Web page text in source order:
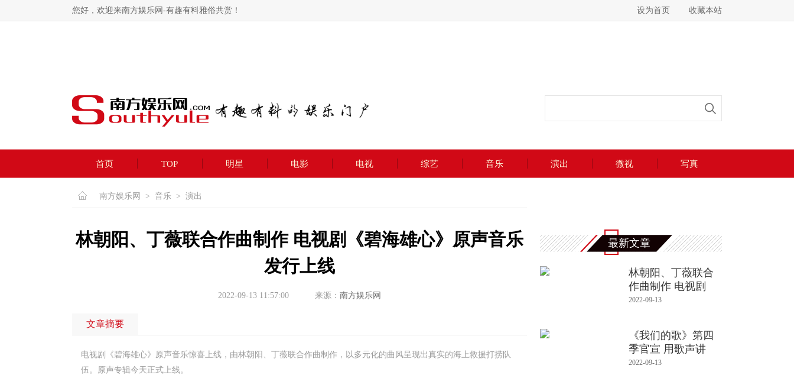
您好，欢迎来南方娱乐网-有趣有料雅俗共赏！ 设为首页 收藏本站
首页 TOP 明星 电影 电视 综艺 音乐 演出 微视 写真
南方娱乐网 > 音乐 > 演出
林朝阳、丁薇联合作曲制作 电视剧《碧海雄心》原声音乐
发行上线
2022-09-13 11:57:00 来源： 南方娱乐网
文章摘要
电视剧《碧海雄心》原声音乐惊喜上线，由林朝阳、丁薇联合作曲制作，以多元化的曲风呈现出真实的海上救援打捞队
伍。原声专辑今天正式上线。
最新文章
林朝阳、丁薇联合
作曲制作 电视剧
《碧海雄
2022-09-13
《我们的歌》第四
季官宣 用歌声讲
述“光阴
2022-09-13